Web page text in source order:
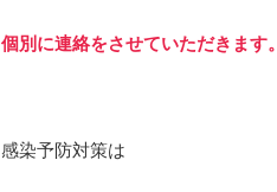
個別に連絡をさせていただきます。
感染予防対策は